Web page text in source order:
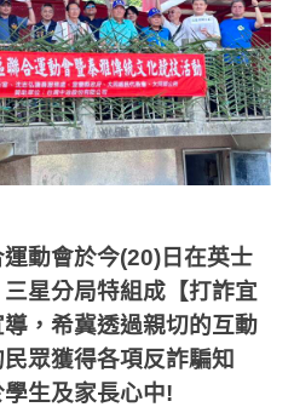
動會於今(20) 日在英士
星分局特組成【打詐宜
，希冀透過親切的互動
眾獲得各項反詐騙知
生及家長心中!